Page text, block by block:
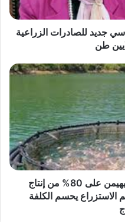
جديد للصادرات الزراعية
خبير الثروة الحيوانية: البلطي يهيمن على 80% من إنتاج
يحسم الكلفة